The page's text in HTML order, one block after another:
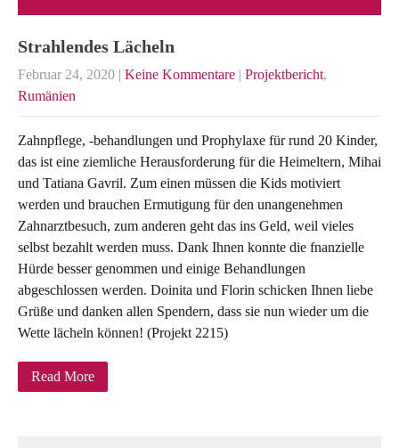
Strahlendes Lächeln
Februar 24, 2020 | Keine Kommentare | Projektbericht,
Rumänien
Zahnpﬂege, -behandlungen und Prophylaxe für rund 20 Kinder,
das ist eine ziemliche Herausforderung für die Heimeltern, Mihai
und Tatiana Gavril. Zum einen müssen die Kids motiviert
werden und brauchen Ermutigung für den unangenehmen
Zahnarztbesuch, zum anderen geht das ins Geld, weil vieles
selbst bezahlt werden muss. Dank Ihnen konnte die fnanzielle
Hürde besser genommen und einige Behandlungen
abgeschlossen werden. Doinita und Florin schicken Ihnen liebe
Grüße und danken allen Spendern, dass sie nun wieder um die
Wette lächeln können! (Projekt 2215)
Read More